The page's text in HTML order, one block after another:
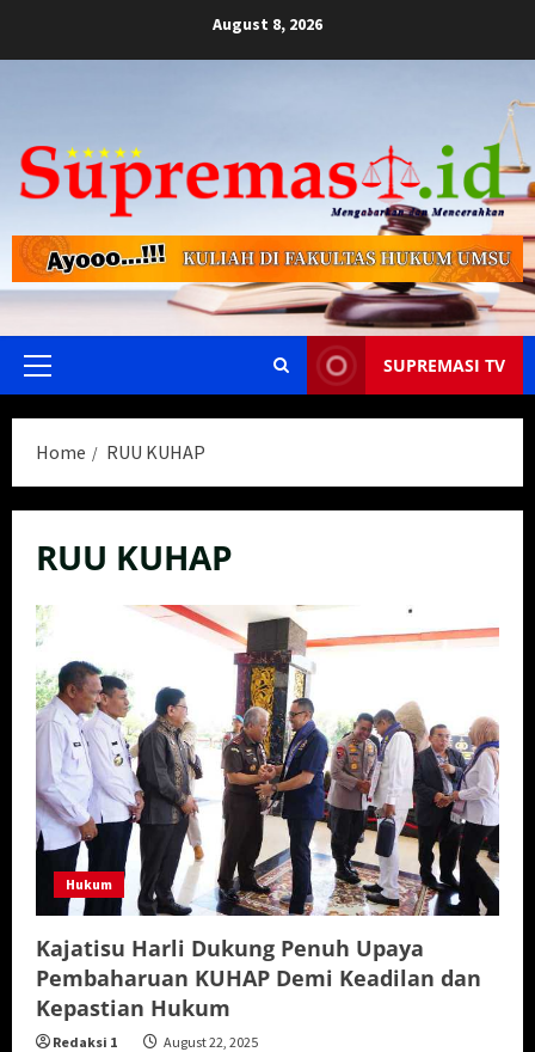
August 8, 2026
Primary
SUPREMASI TV
Home RUU KUHAP
RUU KUHAP
Hukum
Kajatisu Harli Dukung Penuh Upaya
Pembaharuan KUHAP Demi Keadilan dan
Kepastian Hukum
Redaksi 1 August 22, 2025